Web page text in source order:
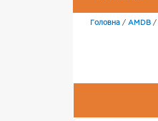
Головна / AMDB /